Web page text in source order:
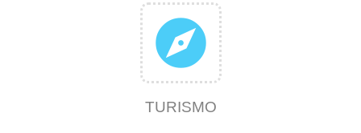
explore
TURISMO